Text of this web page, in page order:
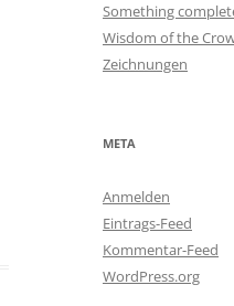
Something
Wisdom of the
Zeichnungen
META
Anmelden
Eintrags-Feed
Kommentar-Feed
WordPress.org